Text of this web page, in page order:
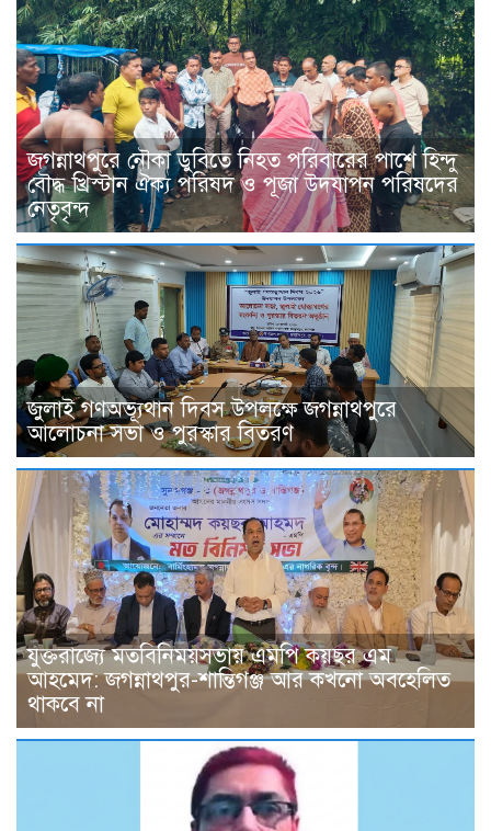
জগন্নাথপুরে নৌকা ডুবিতে নিহত পরিবারের পাশে হিন্দু
বৌদ্ধ খ্রিস্টান ঐক্য পরিষদ ও পূজা উদযাপন পরিষদের
নেতৃবৃন্দ
জুলাই গণঅভ্যূথান দিবস উপলক্ষে জগন্নাথপুরে
আলোচনা সভা ও পুরস্কার বিতরণ
যুক্তরাজ্যে মতবিনিময়সভায় এমপি কয়ছর এম
আহমেদ: জগন্নাথপুর-শান্তিগঞ্জ আর কখনো অবহেলিত
থাকবে না